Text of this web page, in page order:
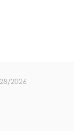
2026